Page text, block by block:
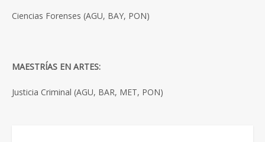
Ciencias Forenses (AGU, BAY, PON)
MAESTRÍAS EN ARTES:
Justicia Criminal (AGU, BAR, MET, PON)